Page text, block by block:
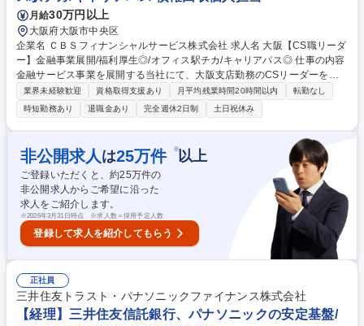
月給30万円以上
大阪府大阪市中央区
企業名 ＣＢＳフィナンシャルサービス株式会社 求人名 大阪【CS職リーダ
ー】金融事業展開/福利厚生◎/オフィス駅チカ/キャリアパス◎ 仕事の内容
金融サービス事業を展開する当社にて、大阪支店勤務のCSリーダーを募
集します。この度採用する方には、ショッピングクレジットをご利用のお
客様への支払い催促を中心にメンバーマネジメント等もお任せする予定で
す 【具体的な業務内容：大阪/カスタマーサービス(リーダークラス)】 ■カ
スタマーセンターでの電話・メールによる案内・相談業務 ■引落口座設定
手続き、中途解約手続き、入金処理等各種事務業務 ■実績の検証や分析に
よる改善提案業 ■チームメンバーの管理や教育、社内外会議への部署代表
としての参加、■各種プロジェクトの遂行 募集職種 大阪【CS職リーダ
ー】金融事業展開/福利厚生◎/オフィス駅チカ/キャリアパス◎
業界未経験歓迎 資格取得支援あり 月平均残業時間20時間以内
転勤なし
時短勤務あり
退職金あり 完全週休2日制 土日祝休み
非公開求人 は25万件 ※以上
ご登録いただくと、約25万件の
非公開求人からご希望に沿った
求人をご紹介します。
※2026年3月31日時点 ※求人数＝採用予定人数
登録して求人を紹介してもらう
正社員
三井住友トラスト・パナソニックファイナンス株式会社
【経理】三井住友信託銀行、パナソニックの安定基盤/